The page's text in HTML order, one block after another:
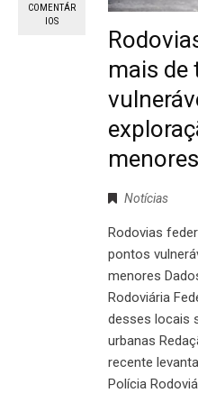
COMENTÁR
IOS
mais de
menores
Notícias
Rodovias
pontos
menores
Rodoviária
desses locais
urbanas
recente
Polícia